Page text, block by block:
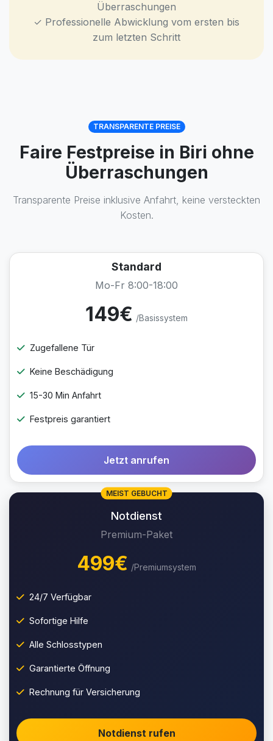
Überraschungen
✓ Professionelle Abwicklung vom ersten bis
zum letzten Schritt
TRANSPARENTE PREISE
Faire Festpreise in Biri ohne
Überraschungen
Transparente Preise inklusive Anfahrt, keine versteckten
Kosten.
Standard
Mo-Fr 8:00-18:00
149€ /Basissystem
Zugefallene Tür
Keine Beschädigung
15-30 Min Anfahrt
Festpreis garantiert
Jetzt anrufen
MEIST GEBUCHT
Notdienst
Premium-Paket
499€ /Premiumsystem
24/7 Verfügbar
Sofortige Hilfe
Alle Schlosstypen
Garantierte Öffnung
Rechnung für Versicherung
Notdienst rufen